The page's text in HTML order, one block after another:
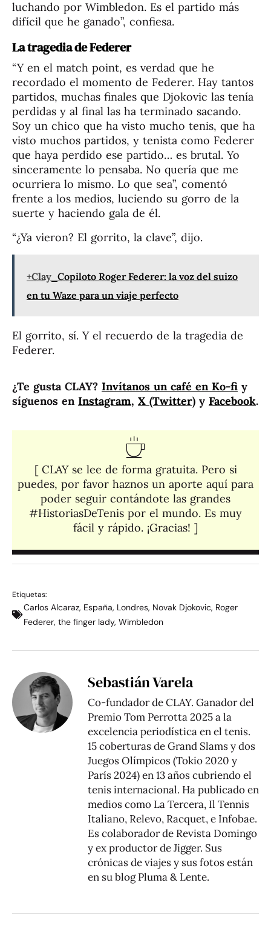
luchando por Wimbledon. Es el partido más
difícil que he ganado”, confiesa.
La tragedia de Federer
“Y en el match point, es verdad que he
recordado el momento de Federer. Hay tantos
partidos, muchas finales que Djokovic las tenía
perdidas y al final las ha terminado sacando.
Soy un chico que ha visto mucho tenis, que ha
visto muchos partidos, y tenista como Federer
que haya perdido ese partido… es brutal. Yo
sinceramente lo pensaba. No quería que me
ocurriera lo mismo. Lo que sea”, comentó
frente a los medios, luciendo su gorro de la
suerte y haciendo gala de él.
“¿Ya vieron? El gorrito, la clave”, dijo.
+Clay Copiloto Roger Federer: la voz del suizo
en tu Waze para un viaje perfecto
El gorrito, sí. Y el recuerdo de la tragedia de
Federer.
¿Te gusta CLAY? Invítanos un café en Ko-fi y
síguenos en Instagram, X (Twitter) y Facebook.
[ CLAY se lee de forma gratuita. Pero si
puedes, por favor haznos un aporte aquí para
poder seguir contándote las grandes
#HistoriasDeTenis por el mundo. Es muy
fácil y rápido. ¡Gracias! ]​
Etiquetas:
Carlos Alcaraz, España, Londres, Novak Djokovic, Roger
Federer, the finger lady, Wimbledon
Sebastián Varela
Co-fundador de CLAY. Ganador del
Premio Tom Perrotta 2025 a la
excelencia periodística en el tenis.
15 coberturas de Grand Slams y dos
Juegos Olímpicos (Tokio 2020 y
París 2024) en 13 años cubriendo el
tenis internacional. Ha publicado en
medios como La Tercera, Il Tennis
Italiano, Relevo, Racquet, e Infobae.
Es colaborador de Revista Domingo
y ex productor de Jigger. Sus
crónicas de viajes y sus fotos están
en su blogPluma & Lente.